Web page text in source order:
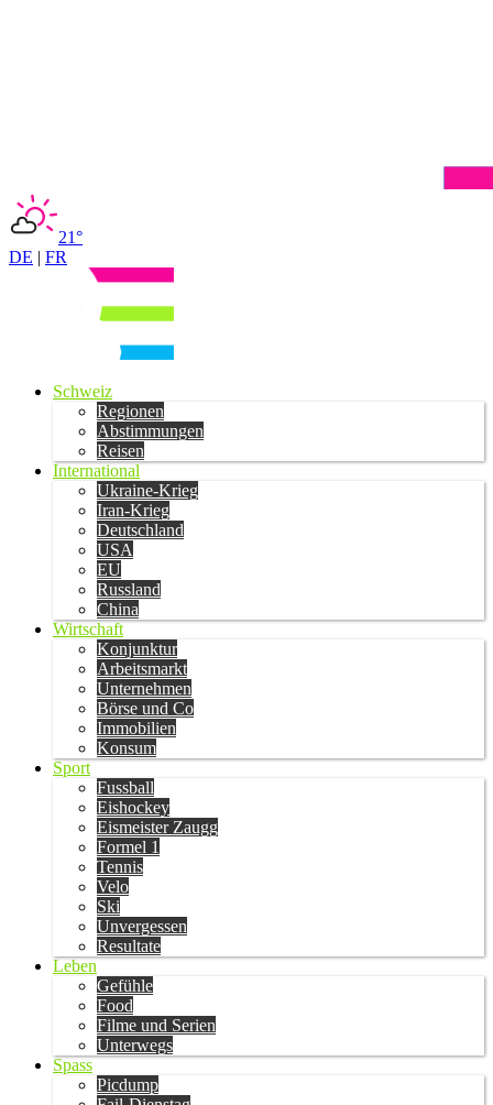
21°
DE | FR
Schweiz
Regionen
Abstimmungen
Reisen
International
Ukraine-Krieg
Iran-Krieg
Deutschland
USA
EU
Russland
China
Wirtschaft
Konjunktur
Arbeitsmarkt
Unternehmen
Börse und Co
Immobilien
Konsum
Sport
Fussball
Eishockey
Eismeister Zaugg
Formel 1
Tennis
Velo
Ski
Unvergessen
Resultate
Leben
Gefühle
Food
Filme und Serien
Unterwegs
Spass
Picdump